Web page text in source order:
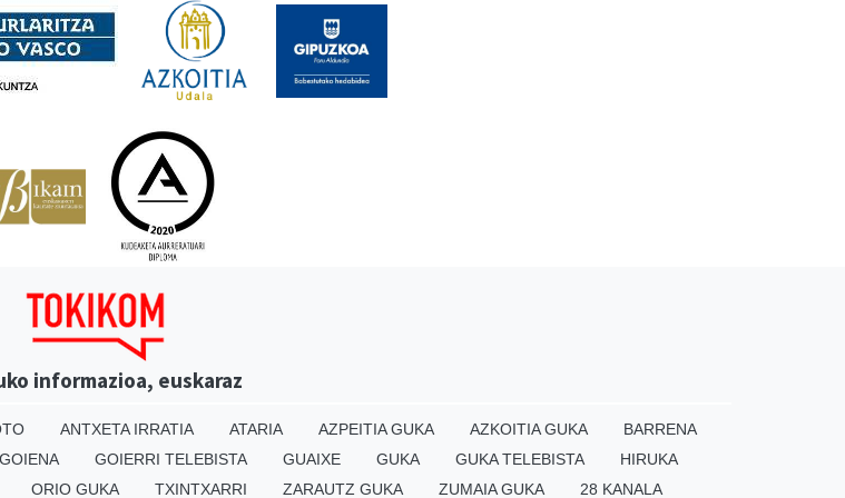
informazioa, euskaraz
ANTXETA IRRATIA ATARIA AZPEITIA GUKA AZKOITIA GUKA
BARRENA
GOIENA GOIERRI TELEBISTA GUAIXE GUKA GUKA TELEBISTA
HIRUKA
ORIO GUKA TXINTXARRI ZARAUTZ GUKA ZUMAIA GUKA 28 KANALA